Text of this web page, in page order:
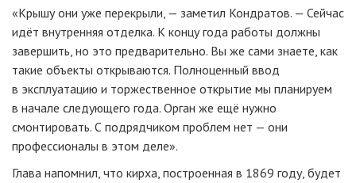
«Крышу они уже перекрыли, — заметил Кондратов. — Сейчас
идёт внутренняя отделка. К концу года работы должны
завершить, но это предварительно. Вы же сами знаете, как
такие объекты открываются. Полноценный ввод
в эксплуатацию и торжественное открытие мы планируем
в начале следующего года. Орган же ещё нужно
смонтировать. С подрядчиком проблем нет — они
профессионалы в этом деле».
Глава напомнил, что кирха, построенная в 1869 году, будет